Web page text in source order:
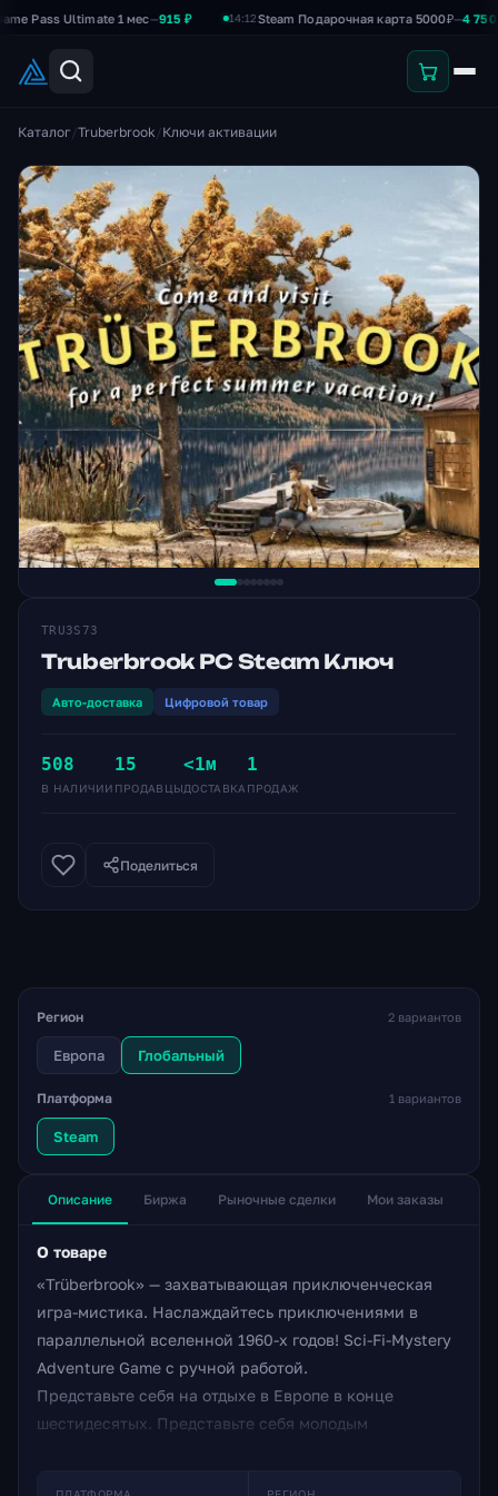
Ultimate 1 мес— 915 ₽ 14:12 Steam Подарочная карта 5000₽—4 750 ₽
Каталог /Truberbrook /Ключи активации
TRU3S73
Truberbrook PC Steam Ключ
Авто-доставка Цифровой товар
508
В НАЛИЧИИ
15
ПРОДАВЦЫ
<1м
ДОСТАВКА
1
ПРОДАЖ
Поделиться
Регион 2 вариантов
Европа Глобальный
Платформа 1 вариантов
Steam
Описание Биржа Рыночные сделки Мои заказы
О товаре
«Trüberbrook» — захватывающая приключенческая
игра-мистика. Наслаждайтесь приключениями в
параллельной вселенной 1960-х годов! Sci-Fi-Mystery
Adventure Game с ручной работой.
Представьте себя на отдыхе в Европе в конце
шестидесятых. Представьте себя молодым